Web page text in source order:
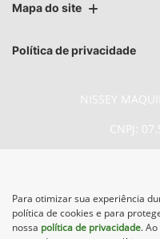
Mapa do site
Política de privacidade
NISSEY
CNPJ:
No trânsito,
vidas.
Para otimizar sua experiência
política de cookies e para
nossa política de privacidade.